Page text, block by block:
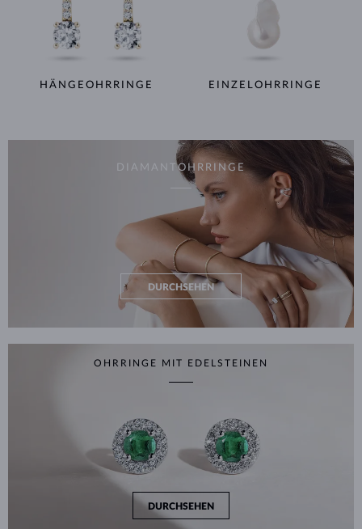
HÄNGEOHRRINGE EINZELOHRRINGE
DIAMANTOHRRINGE
DURCHSEHEN
OHRRINGE MIT EDELSTEINEN
DURCHSEHEN